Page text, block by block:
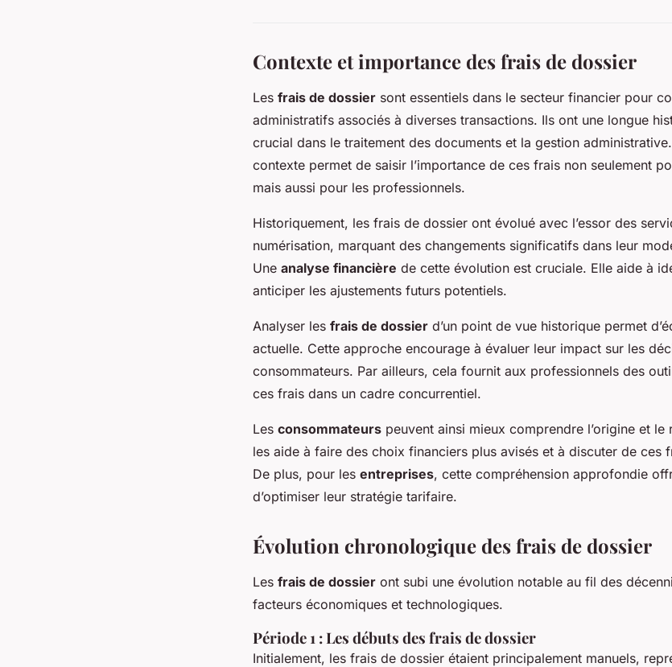
Contexte et importance des frais de dossier
Les frais de dossier sont essentiels dans le secteur financier pour
administratifs associés à diverses transactions. Ils ont une longue
crucial dans le traitement des documents et la gestion
contexte permet de saisir l’importance de ces frais non seulement
mais aussi pour les professionnels.
Historiquement, les frais de dossier ont évolué avec l’essor des
numérisation, marquant des changements significatifs dans leur
Une analyse financière de cette évolution est cruciale. Elle aide à
anticiper les ajustements futurs potentiels.
Analyser les frais de dossier d’un point de vue historique permet
actuelle. Cette approche encourage à évaluer leur impact sur les
consommateurs. Par ailleurs, cela fournit aux professionnels des
ces frais dans un cadre concurrentiel.
Les consommateurs peuvent ainsi mieux comprendre l’origine et
les aide à faire des choix financiers plus avisés et à discuter de ces
De plus, pour les entreprises, cette compréhension approfondie
d’optimiser leur stratégie tarifaire.
Évolution chronologique des frais de dossier
Les frais de dossier ont subi une évolution notable au fil des
facteurs économiques et technologiques.
Période 1 : Les débuts des frais de dossier
Initialement, les frais de dossier étaient principalement manuels,